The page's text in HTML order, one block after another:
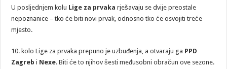
U posljednjem kolu Lige za prvaka rješavaju se dvije preostale
nepoznanice – tko će biti novi prvak, odnosno tko će osvojiti treće
mjesto.
10. kolo Lige za prvaka prepuno je uzbuđenja, a otvaraju ga PPD
Zagreb i Nexe. Biti će to njihov šesti međusobni obračun ove sezone.